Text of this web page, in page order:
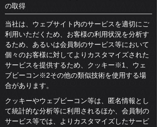
の取得
当社は、ウェブサイト内のサービスを適切にご
利用いただくため、お客様の利用状況を分析す
るため、あるいは会員制のサービス等において
個々のお客様に対してよりカスタマイズされた
サービスを提供するため、クッキー※1、ウェ
ブビーコン※2その他の類似技術を使用する場
合があります。
クッキーやウェブビーコン等は、匿名情報とし
て統計的な分析等に利用されるほか、会員制の
サービス等では、よりカスタマイズしたサービ